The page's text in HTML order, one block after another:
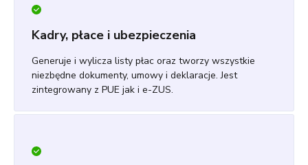
Kadry, płace i ubezpieczenia
Generuje i wylicza listy płac oraz tworzy wszystkie
niezbędne dokumenty, umowy i deklaracje. Jest
zintegrowany z PUE jak i e-ZUS.